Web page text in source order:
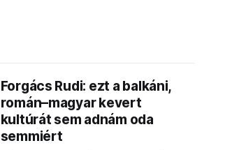
Forgács Rudi: ezt a balkáni,
román–magyar kevert
kultúrát sem adnám oda
semmiért